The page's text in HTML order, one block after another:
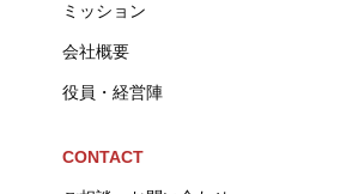
ミッション
会社概要
役員・経営陣
CONTACT